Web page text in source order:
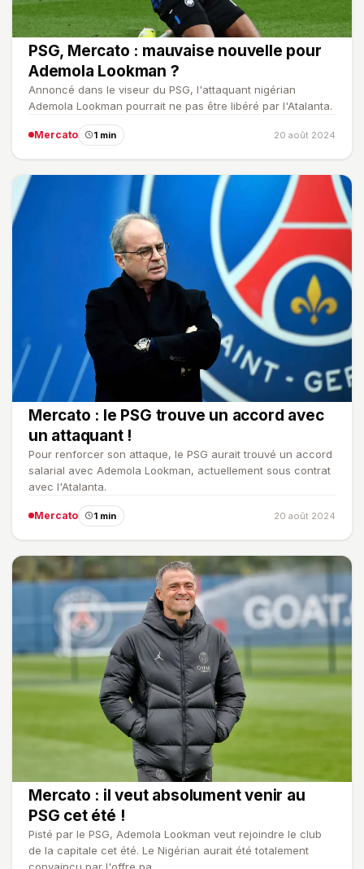
PSG, Mercato : mauvaise nouvelle pour
Ademola Lookman ?
Annoncé dans le viseur du PSG, l'attaquant nigérian
Ademola Lookman pourrait ne pas être libéré par l'Atalanta.
Mercato 1 min 20 août 2024
Mercato : le PSG trouve un accord avec
un attaquant !
Pour renforcer son attaque, le PSG aurait trouvé un accord
salarial avec Ademola Lookman, actuellement sous contrat
avec l'Atalanta.
Mercato 1 min 20 août 2024
Mercato : il veut absolument venir au
PSG cet été !
Pisté par le PSG, Ademola Lookman veut rejoindre le club
de la capitale cet été. Le Nigérian aurait été totalement